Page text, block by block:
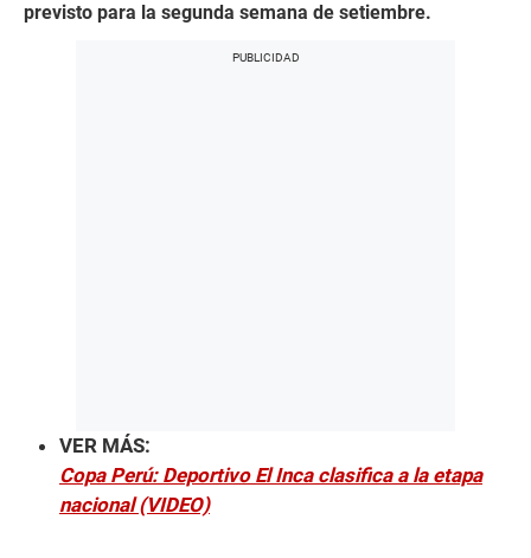
previsto para la segunda semana de setiembre.
VER MÁS:
Copa Perú: Deportivo El Inca clasifica a la etapa
nacional (VIDEO)